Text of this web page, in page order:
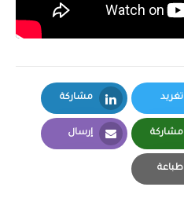
تغريد
Twitter
مشاركة
LinkedIn
مشاركة
Whatsapp
إرسال
طباعة